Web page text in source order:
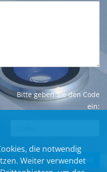
Bitte geben Sie den Code
ein:
die notwendig
Weiter verwendet